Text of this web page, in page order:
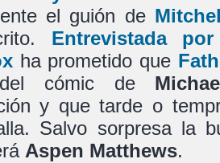
el guión de
Entrevistada
ha prometido que
cómic de
y que tarde o
Salvo sorpresa la
Aspen Matthews.